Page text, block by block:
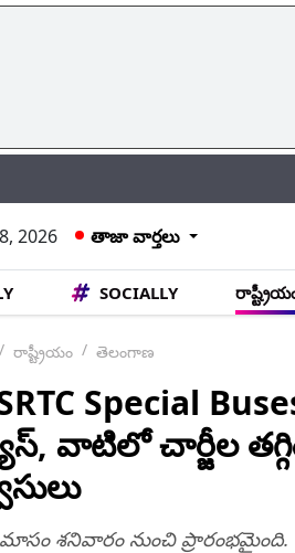
2026 తాజా వార్తలు
SOCIALLY
రాష్ట్రీయం తెలంగాణ
Special
వాటిలో చార్జీల
మాసం శనివారం నుంచి